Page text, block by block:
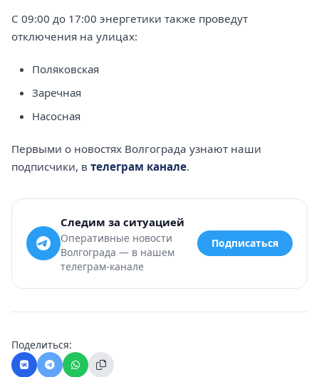
С 09:00 до 17:00 энергетики также проведут
отключения на улицах:
Поляковская
Заречная
Насосная
Первыми о новостях Волгограда узнают наши
подписчики, в телеграм канале.
Следим за ситуацией
Оперативные новости
Волгограда — в нашем
телеграм-канале
Подписаться
Поделиться: